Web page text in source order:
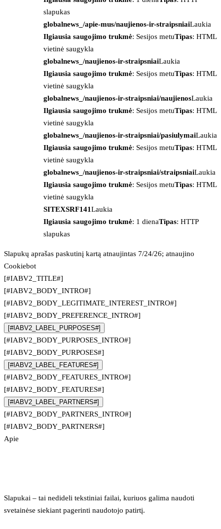
slapukas
globalnews_/apie-mus/naujienos-ir-straipsniaiLaukia
Ilgiausia saugojimo trukmė: Sesijos metuTipas: HTML
vietinė saugykla
globalnews_/naujienos-ir-straipsniaiLaukia
Ilgiausia saugojimo trukmė: Sesijos metuTipas: HTML
vietinė saugykla
globalnews_/naujienos-ir-straipsniai/naujienosLaukia
Ilgiausia saugojimo trukmė: Sesijos metuTipas: HTML
vietinė saugykla
globalnews_/naujienos-ir-straipsniai/pasiulymaiLaukia
Ilgiausia saugojimo trukmė: Sesijos metuTipas: HTML
vietinė saugykla
globalnews_/naujienos-ir-straipsniai/straipsniaiLaukia
Ilgiausia saugojimo trukmė: Sesijos metuTipas: HTML
vietinė saugykla
SITEXSRF141Laukia
Ilgiausia saugojimo trukmė: 1 dienaTipas: HTTP
slapukas
Slapukų aprašas paskutinį kartą atnaujintas 7/24/26; atnaujino
Cookiebot
[#IABV2_TITLE#]
[#IABV2_BODY_INTRO#]
[#IABV2_BODY_LEGITIMATE_INTEREST_INTRO#]
[#IABV2_BODY_PREFERENCE_INTRO#]
[#IABV2_LABEL_PURPOSES#]
[#IABV2_BODY_PURPOSES_INTRO#]
[#IABV2_BODY_PURPOSES#]
[#IABV2_LABEL_FEATURES#]
[#IABV2_BODY_FEATURES_INTRO#]
[#IABV2_BODY_FEATURES#]
[#IABV2_LABEL_PARTNERS#]
[#IABV2_BODY_PARTNERS_INTRO#]
[#IABV2_BODY_PARTNERS#]
Apie
Slapukai – tai nedideli tekstiniai failai, kuriuos galima naudoti
svetainėse siekiant pagerinti naudotojo patirtį.